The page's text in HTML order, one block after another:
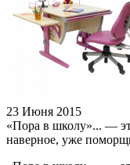
23 Июня 2015
«Пора в школу»... —
наверное, уже